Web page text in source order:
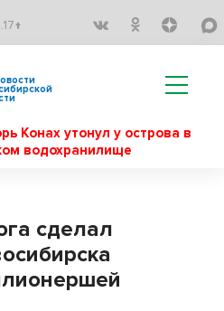
Конах утонул у острова в
водохранилище
сделал